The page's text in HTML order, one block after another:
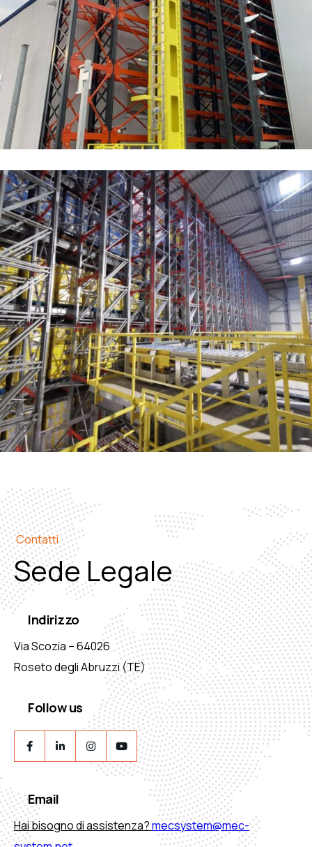
Contatti
Sede Legale
Indirizzo
Via Scozia – 64026
Roseto degli Abruzzi (TE)
Follow us
Email
Hai bisogno di assistenza?mecsystem@mec-